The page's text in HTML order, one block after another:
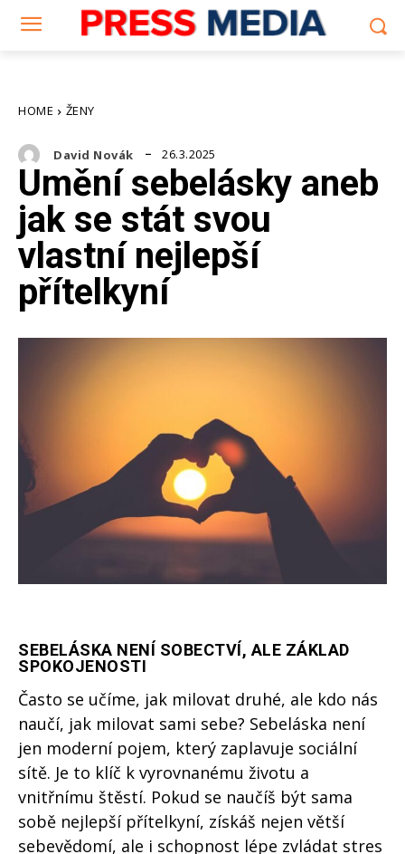
HOME ŽENY
David Novák 26.3.2025
Umění sebelásky aneb
jak se stát svou
vlastní nejlepší
přítelkyní
SEBELÁSKA NENÍ SOBECTVÍ, ALE ZÁKLAD
SPOKOJENOSTI
Často se učíme, jak milovat druhé, ale kdo nás
naučí, jak milovat sami sebe? Sebeláska není
jen moderní pojem, který zaplavuje sociální
sítě. Je to klíč k vyrovnanému životu a
vnitřnímu štěstí. Pokud se naučíš být sama
sobě nejlepší přítelkyní, získáš nejen větší
sebevědomí, ale i schopnost lépe zvládat stres